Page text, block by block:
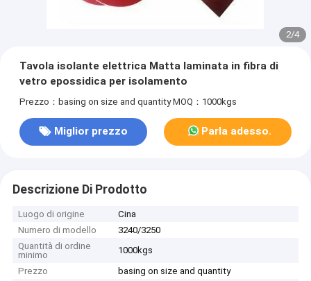
2/4
Tavola isolante elettrica Matta laminata in fibra di
vetro epossidica per isolamento
Prezzo：basing on size and quantity MOQ：1000kgs
Miglior prezzo Parla adesso.
Descrizione Di Prodotto
Luogo di origine
Cina
Numero di modello
3240/3250
Quantità di ordine
minimo
1000kgs
Prezzo
basing on size and quantity